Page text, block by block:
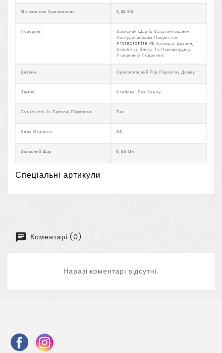
Мінімальне Замовлення 3,62 М2
Поверхня
Захисний Шар Із Запатентованим
Поліуретановим Покриттям
Protectonite PU Захищає Дизайн,
Запобігає Зносу Та Перешкоджає
Утворенню Подряпин.
Дизайн Однополосний Під Паркетну Дошку
Замок Клейова, Без Замку
Сумісність Із Теплою Підлогою Так
Клас Міцності 33
Захисний Шар 0,55 Мм
Спеціальні артикули
Коментарі (0)
Наразі коментарі відсутні.